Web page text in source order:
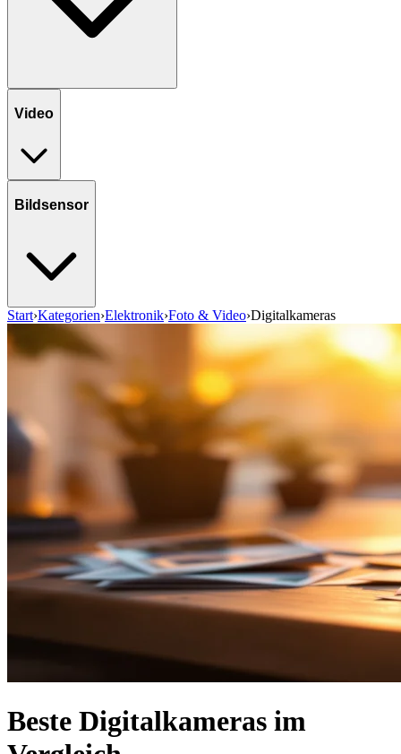
Video
Bildsensor
Start›Kategorien›Elektronik›Foto & Video›Digitalkameras
Beste Digitalkameras im